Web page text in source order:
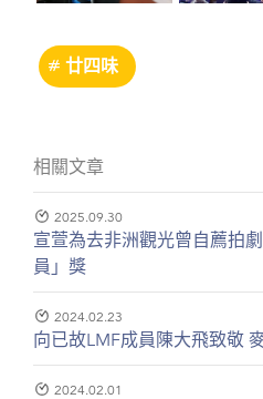
廿四味
相關文章
2025.09.30
宣萱為去非洲觀光曾自薦拍
員」獎
2024.02.23
向已故LMF成員陳大飛致敬
2024.02.01